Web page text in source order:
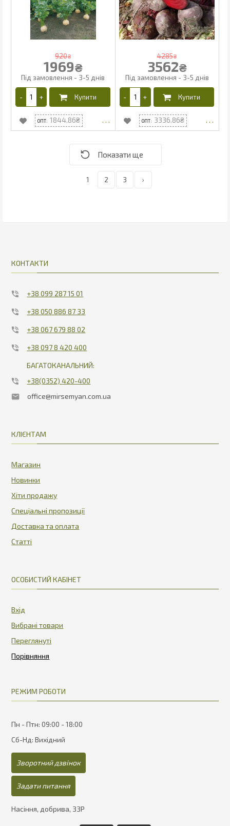
920₴
1969₴
1844.86
4285₴
3562₴
3336.86
1 2 3 ›
КОНТАКТИ
+38 099 287 15 01
+38 050 886 87 33
+38 067 679 88 02
+38 097 8 420 400
БАГАТОКАНАЛЬНИЙ:
+38(0352) 420-400
office@mirsemyan.com.ua
КЛІЄНТАМ
Магазин
Новинки
Хіти продажу
Спеціальні пропозиції
Доставка та оплата
Статті
ОСОБИСТИЙ КАБІНЕТ
Вхід
Вибрані товари
Переглянуті
РЕЖИМ РОБОТИ
Пн - Птн: 09:00 - 18:00
Сб-Нд: Вихідний
Зворотний дзвінок
Задати питання
Насіння, добрива, ЗЗР